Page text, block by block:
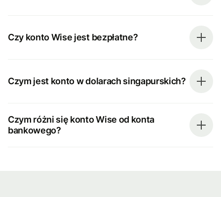
Czy konto Wise jest bezpłatne?
Czym jest konto w dolarach singapurskich?
Czym różni się konto Wise od konta
bankowego?